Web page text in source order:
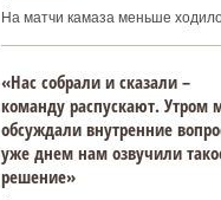
На матчи камаза меньше
«Нас собрали и сказали –
команду распускают. Утром
обсуждали внутренние
уже днем нам озвучили
решение»